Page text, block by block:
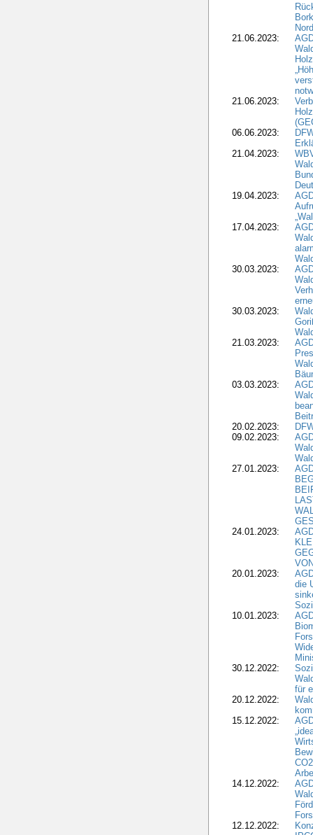
21.06.2023:
21.06.2023:
06.06.2023:
21.04.2023:
19.04.2023:
17.04.2023:
30.03.2023:
30.03.2023:
21.03.2023:
03.03.2023:
20.02.2023:
09.02.2023:
27.01.2023:
24.01.2023:
20.01.2023:
die
10.01.2023:
30.12.2022:
für
20.12.2022:
15.12.2022:
14.12.2022:
12.12.2022: